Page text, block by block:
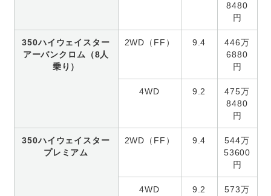
8480
円
350ハイウェイスター
アーバンクロム（8人
乗り）
2WD（FF） 9.4
446万
6880
円
4WD 9.2
475万
8480
円
350ハイウェイスター
プレミアム
2WD（FF） 9.4
544万
53600
円
4WD 9.2
573万